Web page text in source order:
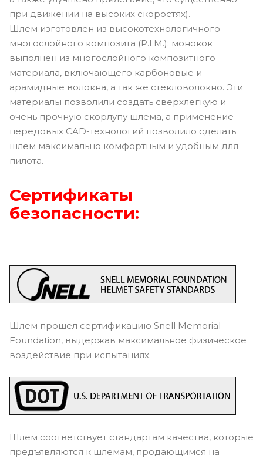
при движении на высоких скоростях).
Шлем изготовлен из высокотехнологичного
многослойного композита (P.I.M.): монокок
выполнен из многослойного композитного
материала, включающего карбоновые и
арамидные волокна, а так же стекловолокно. Эти
материалы позволили создать сверхлегкую и
очень прочную скорлупу шлема, а применение
передовых CAD-технологий позволило сделать
шлем максимально комфортным и удобным для
пилота.
Сертификаты
безопасности:
Шлем прошел сертификацию Snell Memorial
Foundation, выдержав максимальное физическое
воздействие при испытаниях.
Шлем соответствует стандартам качества, которые
предъявляются к шлемам, продающимся на